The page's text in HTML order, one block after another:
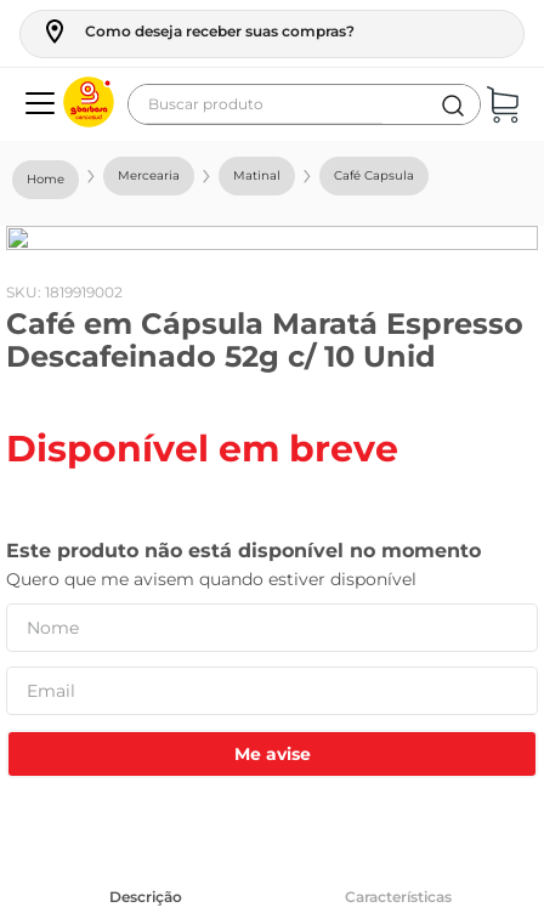
Como deseja receber suas compras?
Buscar produto
Mercearia Matinal Café Capsula
: 1819919002
Café em Cápsula Maratá Espresso
Descafeinado 52g c/ 10 Unid
Disponível em breve
Me avise
Descrição Características
geladeira
fogao
café
cerveja
vinho
leite pó